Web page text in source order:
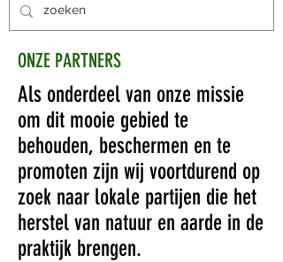
ONZE PARTNERS
Als onderdeel van onze missie
om dit mooie gebied te
behouden, beschermen en te
promoten zijn wij voortdurend op
zoek naar lokale partijen die het
herstel van natuur en aarde in de
praktijk brengen.